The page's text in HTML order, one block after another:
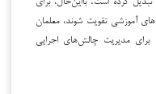
آموزشی تقویت شوند، معلمان
برای مدیریت چالش‌های اجرایی